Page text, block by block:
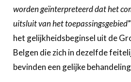
worden geïnterpreteerd dat het
uitsluit van het toepassingsgebied
het gelijkheidsbeginsel uit de
Belgen die zich in dezelfde
bevinden een gelijke